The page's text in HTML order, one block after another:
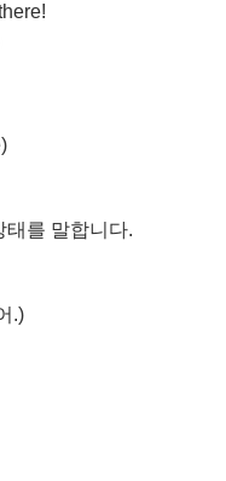
태를 말합니다.
.)